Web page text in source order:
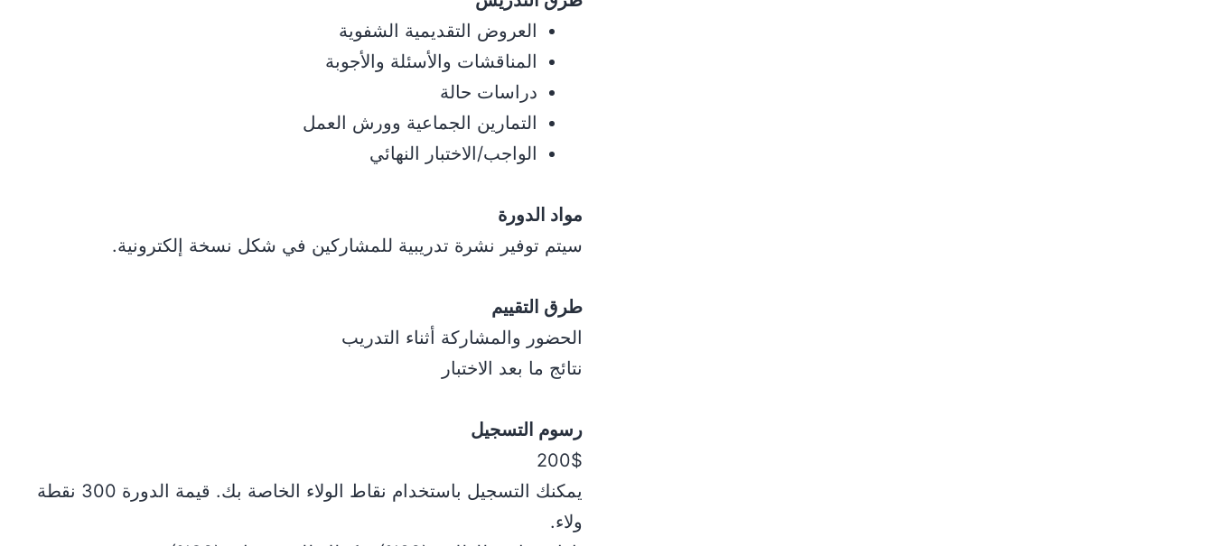
العروض التقديمية الشفوية
المناقشات والأسئلة والأجوبة
دراسات حالة
التمارين الجماعية وورش العمل
الواجب/الاختبار النهائي
مواد الدورة
سيتم توفير نشرة تدريبية للمشاركين في شكل نسخة إلكترونية.
طرق التقييم
الحضور والمشاركة أثناء التدريب
نتائج ما بعد الاختبار
رسوم التسجيل
200$
يمكنك التسجيل باستخدام نقاط الولاء الخاصة بك. قيمة الدورة 300 نقطة
ولاء.